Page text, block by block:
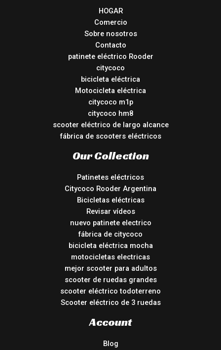
HOGAR
Comercio
Sobre nosotros
Contacto
patinete eléctrico Rooder
citycoco
bicicleta eléctrica
Motocicleta eléctrica
citycoco m1p
citycoco hm8
scooter eléctrico de largo alcance
fábrica de scooters eléctricos
Our Collection
Patinetes eléctricos
Citycoco Rooder Argentina
Bicicletas eléctricas
Revisar vídeos
nuevo patinete electrico
fábrica de citycoco
bicicleta eléctrica mocha
motocicletas electricas
mejor scooter para adultos
scooter de ruedas grandes
scooter eléctrico todoterreno
Scooter eléctrico de 3 ruedas
Account
Blog